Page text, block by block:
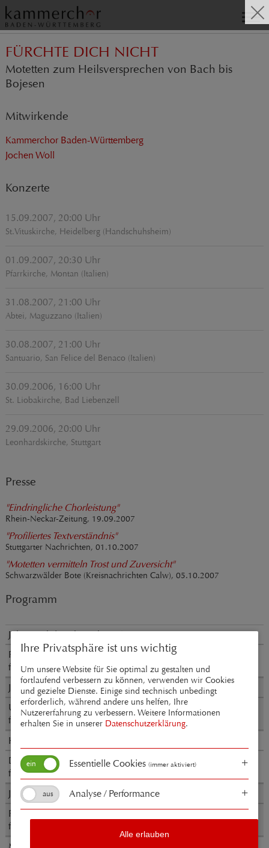
FÜRCHTE DICH NICHT
Motetten zum Heilsversprechen von Bach bis
Bojesen
Mitwirkende
Kammerchor Baden-Württemberg
Jochen Woll
Konzerte
15.09.2007, 20:00 Uhr
St.Vituskirche, Heidelberg (Handschuhsheim)
01.09.2007, 20:30 Uhr
Pfarrkirche, Montan (Italien)
31.08.2007, 21:00 Uhr
Abtei, Maguzzano (Italien)
30.08.2007, 21:00 Uhr
Santuario, San Felice del Benaco (Italien)
30.09.2006, 16:00 Uhr
St. Liobakirche, Bad Liebenzell
29.09.2006, 20:00 Uhr
Leonhardskirche, Stuttgart
Presse
"Eindringliche Chorleistung"
Rhein-Neckar-Zeitung, 19.09.2007
"Profiliertes Textverständnis"
Stuttgarter Nachrichten, 01.10.2007
"Motetten vermitteln Trost und Zuversicht"
Schwarzwälder Bote (Kreisnachrichten Calw), 05.10.2007
Programm
Johann Christoph Bach (1642-1703)
Fürchte dich nicht
für fünfstimmigen Chor
Johann Bach (1604-1673)
Unser Leben ist ein Schatten
für sechsstimmigen Chor und Fernchor
Heinrich Schütz (1585-1672)
Die mit Tränen säen (SWV 378)
für fünfstimmigen Chor
Johann Sebastian Bach (1685-1750)
Fürchte dich nicht (BWV 228)
für zwei vierstimmige Chöre
Ihre Privatsphäre ist uns wichtig
Um unsere Website für Sie optimal zu gestalten und
fortlaufend verbessern zu können, verwenden wir Cookies
und gezielte Dienste. Einige sind technisch unbedingt
erforderlich, während andere uns helfen, Ihre
Nutzererfahrung zu verbessern. Weitere Informationen
erhalten Sie in unserer Datenschutzerklärung.
Alle erlauben
Essentielle Cookies (immer aktiviert)
Analyse / Performance